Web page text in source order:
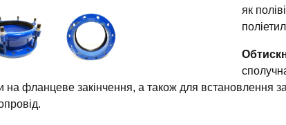
як
на фланцеве закінчення, а також для встановлення